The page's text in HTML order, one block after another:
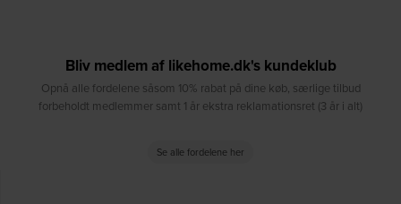
Bliv medlem af likehome.dk's kundeklub
Opnå alle fordelene såsom 10% rabat på dine køb, særlige tilbud
forbeholdt medlemmer samt 1 år ekstra reklamationsret (3 år i alt)
Se alle fordelene her